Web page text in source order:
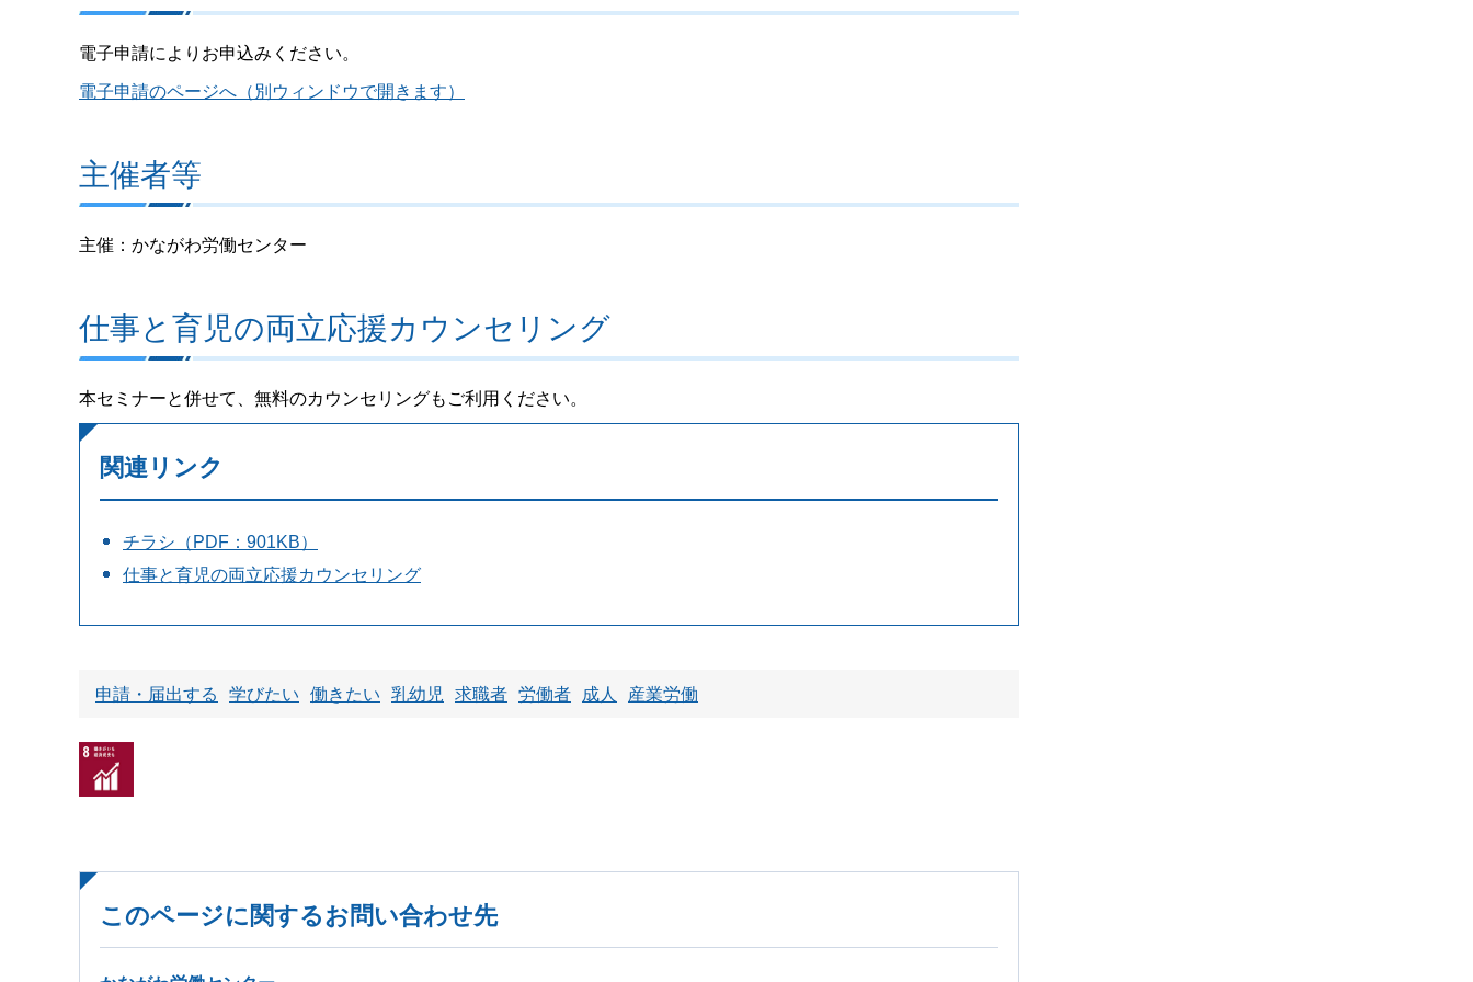
電子申請によりお申込みください。
電子申請のページへ（別ウィンドウで開きます）
主催者等
主催：かながわ労働センター
仕事と育児の両立応援カウンセリング
本セミナーと併せて、無料のカウンセリングもご利用ください。
関連リンク
チラシ（PDF：901KB）
仕事と育児の両立応援カウンセリング
申請・届出する 学びたい 働きたい 乳幼児 求職者 労働者 成人 産業労働
このページに関するお問い合わせ先